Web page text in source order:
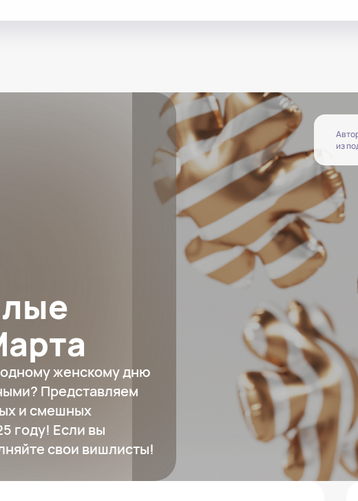
женскому дню
Представляем
и смешных
году! Если вы
свои вишлисты!
из